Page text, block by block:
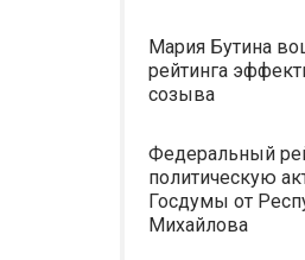
Мария Бутина
рейтинга
созыва
Федеральный
политическую
Госдумы от
Михайлова